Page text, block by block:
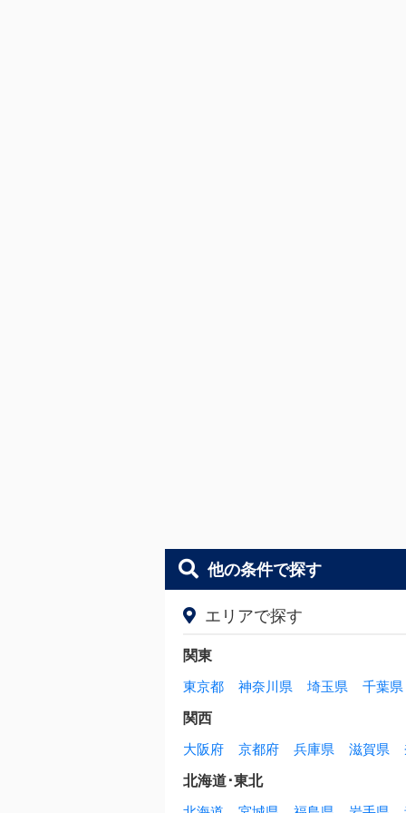
他の条件で探す
エリアで探す
関東
東京都 神奈川県 埼玉県 千葉県
関西
大阪府 京都府 兵庫県 滋賀県
北海道･東北